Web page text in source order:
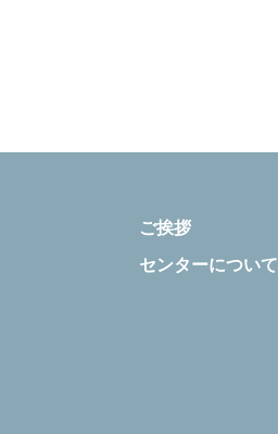
ご挨拶
センターについて